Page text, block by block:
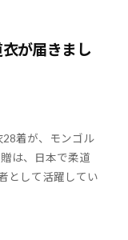
が届きまし
着が、モンゴル
は、日本で柔道
として活躍してい